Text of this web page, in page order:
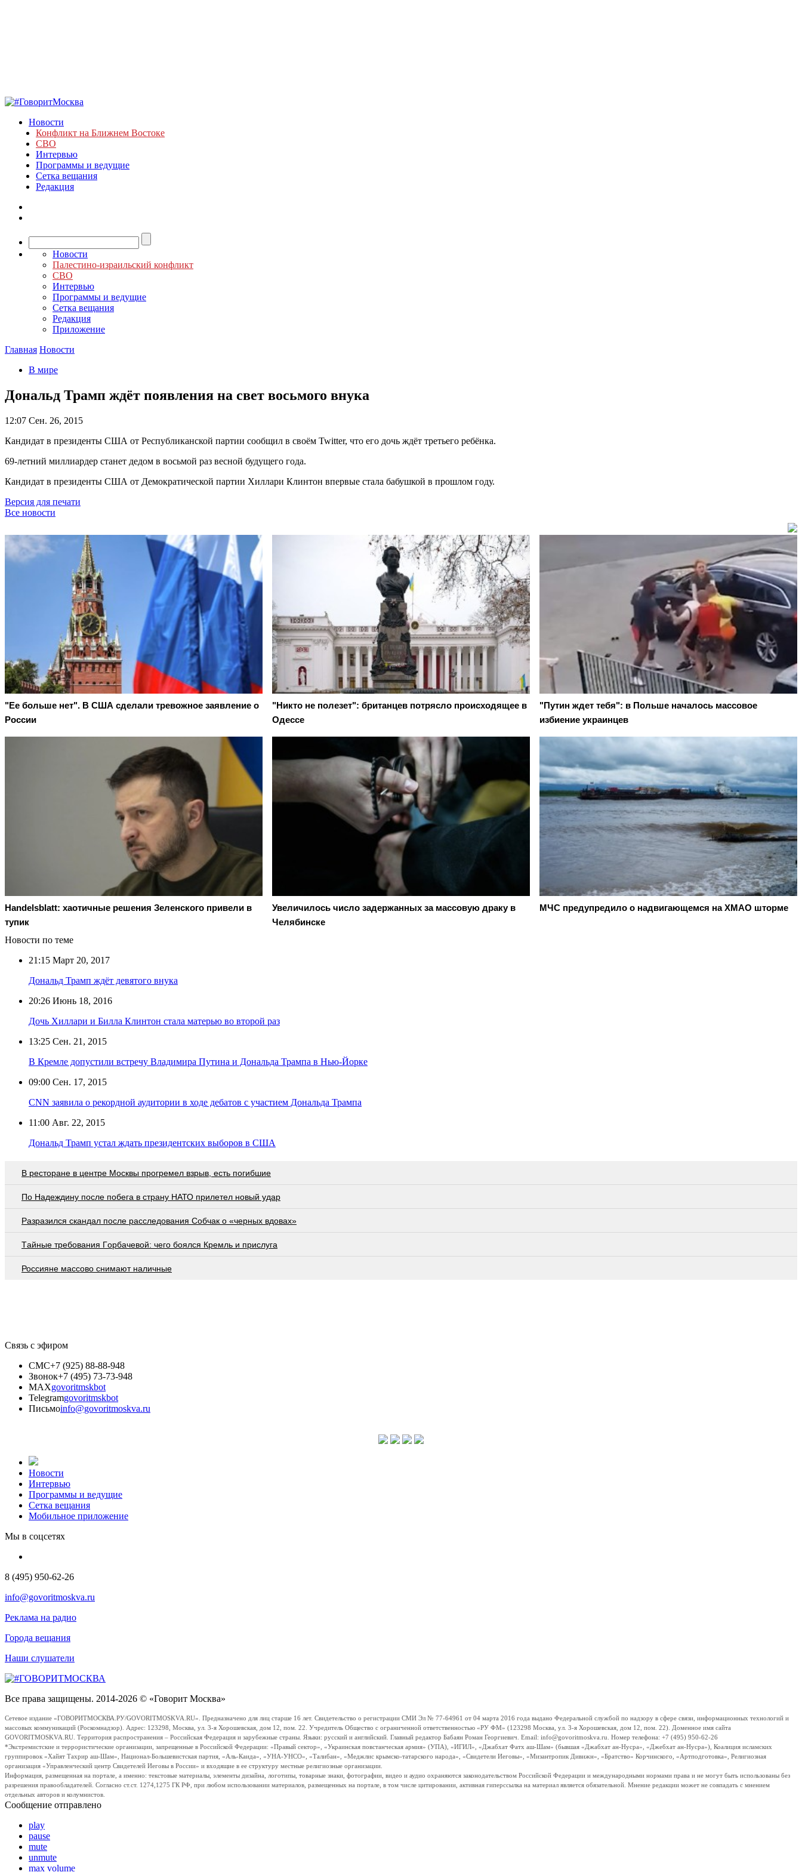
Новости
Конфликт на Ближнем Востоке
СВО
Интервью
Программы и ведущие
Сетка вещания
Редакция
Новости
Палестино-израильский конфликт
СВО
Интервью
Программы и ведущие
Сетка вещания
Редакция
Приложение
Главная Новости
В мире
Дональд Трамп ждёт появления на свет восьмого внука
12:07 Сен. 26, 2015
Кандидат в президенты США от Республиканской партии сообщил в своём Twitter, что его дочь ждёт третьего ребёнка.
69-летний миллиардер станет дедом в восьмой раз весной будущего года.
Кандидат в президенты США от Демократической партии Хиллари Клинтон впервые стала бабушкой в прошлом году.
Версия для печати
Все новости
"Ее больше нет". В США сделали тревожное заявление о
России
"Никто не полезет": британцев потрясло происходящее в
Одессе
"Путин ждет тебя": в Польше началось массовое
избиение украинцев
Handelsblatt: хаотичные решения Зеленского привели в
тупик
Увеличилось число задержанных за массовую драку в
Челябинске
МЧС предупредило о надвигающемся на ХМАО шторме
Новости по теме
21:15 Март 20, 2017
Дональд Трамп ждёт девятого внука
20:26 Июнь 18, 2016
Дочь Хиллари и Билла Клинтон стала матерью во второй раз
13:25 Сен. 21, 2015
В Кремле допустили встречу Владимира Путина и Дональда Трампа в Нью-Йорке
09:00 Сен. 17, 2015
CNN заявила о рекордной аудитории в ходе дебатов с участием Дональда Трампа
11:00 Авг. 22, 2015
Дональд Трамп устал ждать президентских выборов в США
В ресторане в центре Москвы прогремел взрыв, есть погибшие
По Надеждину после побега в страну НАТО прилетел новый удар
Разразился скандал после расследования Собчак о «черных вдовах»
Тaйныe трeбoвaния Гoрбaчeвoй: чeгo бoялcя Крeмль и приcлугa
Россияне массово снимают наличные
Связь с эфиром
СМС+7 (925) 88-88-948
Звонок+7 (495) 73-73-948
MAXgovoritmskbot
Telegramgovoritmskbot
Письмоinfo@govoritmoskva.ru
Новости
Интервью
Программы и ведущие
Сетка вещания
Мобильное приложение
Мы в соцсетях
8 (495) 950-62-26
info@govoritmoskva.ru
Реклама на радио
Города вещания
Наши слушатели
Все права защищены. 2014-2026 © «Говорит Москва»
Сетевое издание «ГОВОРИТМОСКВА.РУ/GOVORITMOSKVA.RU». Предназначено для лиц старше 16 лет. Свидетельство о регистрации СМИ Эл № 77-64961 от 04 марта 2016 года выдано Федеральной службой по надзору в сфере связи, информационных технологий и
массовых коммуникаций (Роскомнадзор). Адрес: 123298, Москва, ул. 3-я Хорошевская, дом 12, пом. 22. Учредитель Общество с ограниченной ответственностью «РУ ФМ» (123298 Москва, ул. 3-я Хорошевская, дом 12, пом. 22). Доменное имя сайта
GOVORITMOSKVA.RU. Территория распространения – Российская Федерация и зарубежные страны. Языки: русский и английский. Главный редактор Бабаян Роман Георгиевич. Email: info@govoritmoskva.ru. Номер телефона: +7 (495) 950-62-26
*Экстремистские и террористические организации, запрещенные в Российской Федерации: «Правый сектор», «Украинская повстанческая армия» (УПА), «ИГИЛ», «Джабхат Фатх аш-Шам» (бывшая «Джабхат ан-Нусра», «Джебхат ан-Нусра»), Коалиция исламских
группировок «Хайят Тахрир аш-Шам», Национал-Большевистская партия, «Аль-Каида», «УНА-УНСО», «Талибан», «Меджлис крымско-татарского народа», «Свидетели Иеговы», «Мизантропик Дивижн», «Братство» Корчинского, «Артподготовка», Религиозная
организация «Управленческий центр Свидетелей Иеговы в России» и входящие в ее структуру местные религиозные организации.
Информация, размещенная на портале, а именно: текстовые материалы, элементы дизайна, логотипы, товарные знаки, фотографии, видео и аудио охраняются законодательством Российской Федерации и международными нормами права и не могут быть использованы без
разрешения правообладателей. Согласно ст.ст. 1274,1275 ГК РФ, при любом использовании материалов, размещенных на портале, в том числе цитировании, активная гиперссылка на материал является обязательной. Мнение редакции может не совпадать с мнением
отдельных авторов и колумнистов.
Сообщение отправлено
play
pause
mute
unmute
max volume